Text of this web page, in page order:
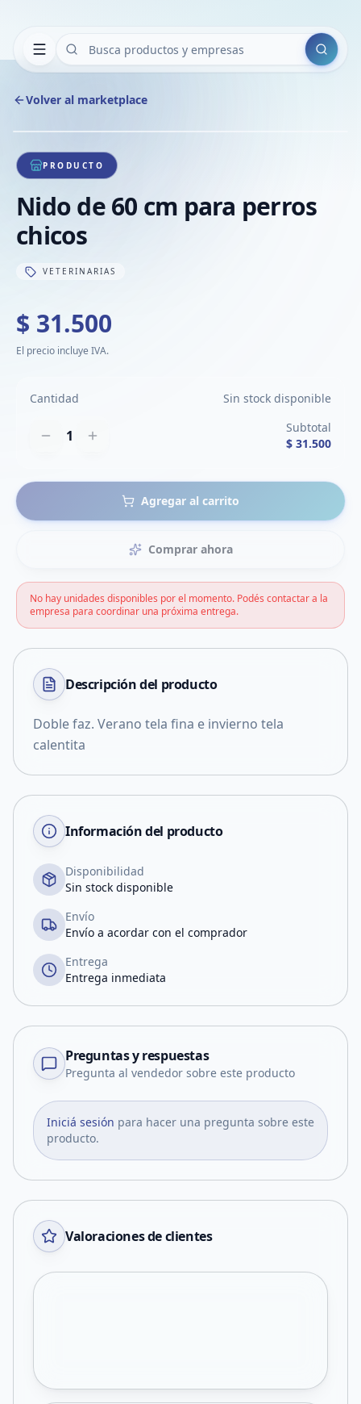
Buscar
Volver al marketplace
1/1
PRODUCTO
Nido de 60 cm para perros
chicos
VETERINARIAS
$ 31.500
El precio incluye IVA.
Cantidad Sin stock disponible
1
Subtotal
$ 31.500
Agregar al carrito
Comprar ahora
No hay unidades disponibles por el momento. Podés contactar a la
empresa para coordinar una próxima entrega.
Descripción del producto
Doble faz. Verano tela fina e invierno tela
calentita
Información del producto
Disponibilidad
Sin stock disponible
Envío
Envío a acordar con el comprador
Entrega
Entrega inmediata
Preguntas y respuestas
Pregunta al vendedor sobre este producto
Iniciá sesión para hacer una pregunta sobre este
producto.
Valoraciones de clientes